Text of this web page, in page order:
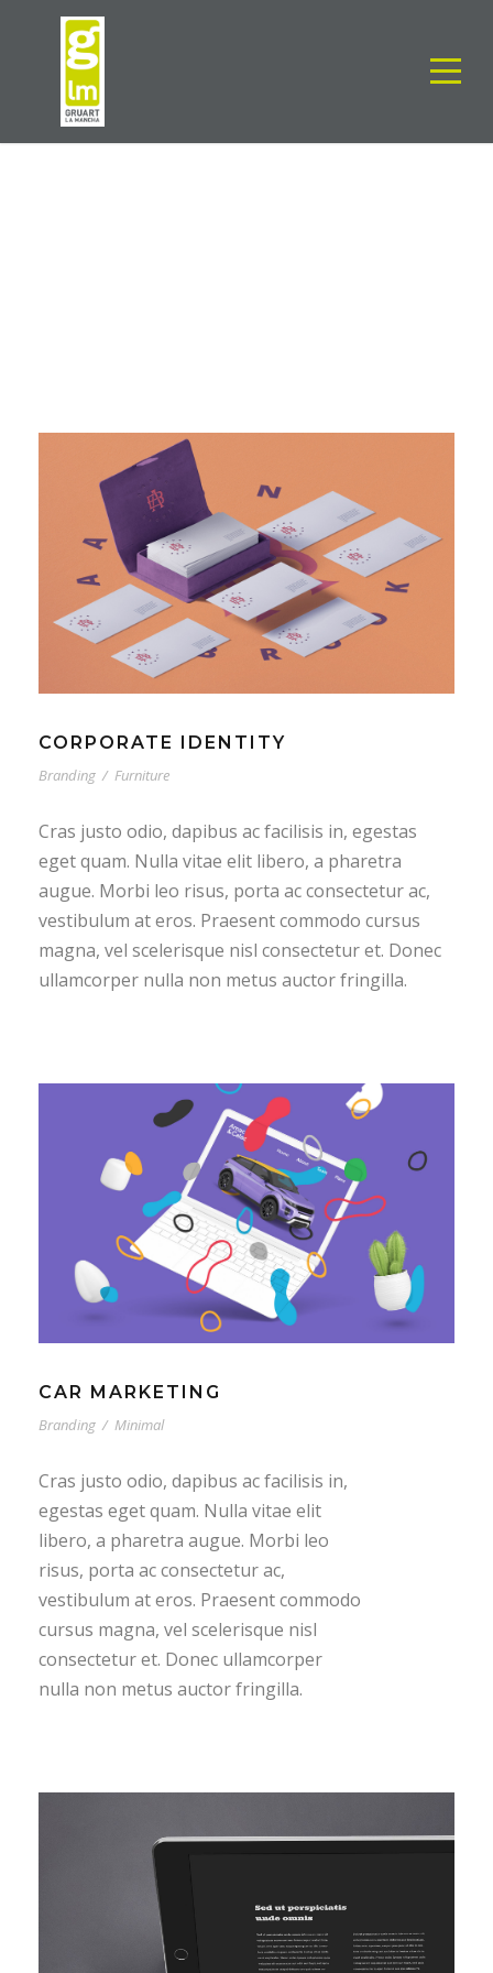
CORPORATE IDENTITY
Branding / Furniture
Cras justo odio, dapibus ac facilisis in, egestas
eget quam. Nulla vitae elit libero, a pharetra
augue. Morbi leo risus, porta ac consectetur ac,
vestibulum at eros. Praesent commodo cursus
magna, vel scelerisque nisl consectetur et. Donec
ullamcorper nulla non metus auctor fringilla.
CAR MARKETING
Branding / Minimal
Cras justo odio, dapibus ac facilisis in,
egestas eget quam. Nulla vitae elit
libero, a pharetra augue. Morbi leo
risus, porta ac consectetur ac,
vestibulum at eros. Praesent commodo
cursus magna, vel scelerisque nisl
consectetur et. Donec ullamcorper
nulla non metus auctor fringilla.